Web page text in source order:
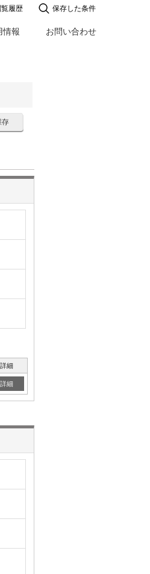
覧履歴 保存した条件
情報 お問い合わせ
細
細